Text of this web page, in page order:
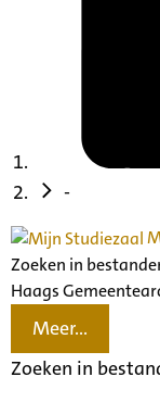
-
Zoeken in
Haags
Meer...
Zoeken in